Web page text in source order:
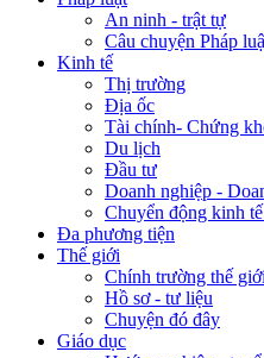
An ninh - trật tự
Câu chuyện Pháp
Kinh tế
Thị trường
Địa ốc
Tài chính- Chứng
Du lịch
Đầu tư
Doanh nghiệp -
Chuyển động kinh
Đa phương tiện
Thế giới
Chính trường thế giới
Hồ sơ - tư liệu
Chuyện đó đây
Giáo dục